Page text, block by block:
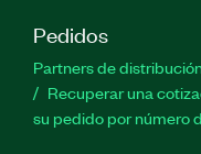
Pedidos
Partners de
Recuperar una
su pedido por número